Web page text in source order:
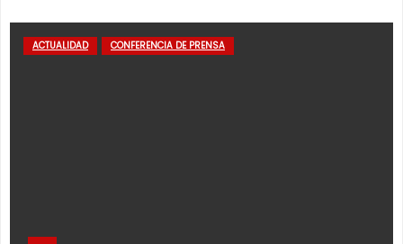
ACTUALIDAD CONFERENCIA DE PRENSA